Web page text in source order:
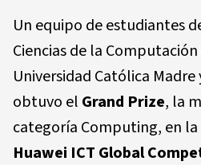
Un equipo de estudiantes
Ciencias de la
Universidad Católica Madre
obtuvo el Grand Prize, la
categoría Computing, en
Huawei ICT Global